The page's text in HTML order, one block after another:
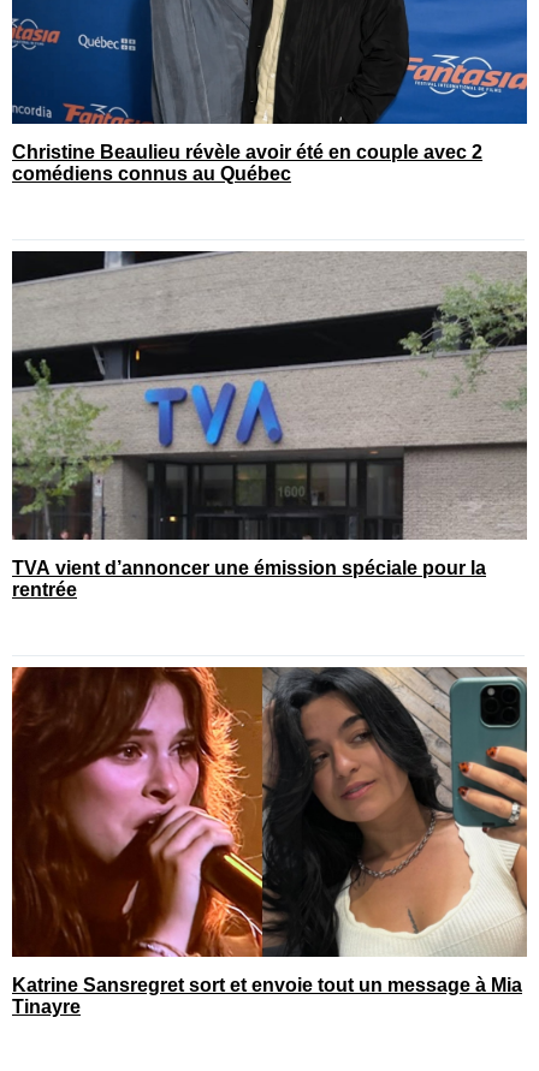
Christine Beaulieu révèle avoir été en couple avec 2
comédiens connus au Québec
TVA vient d’annoncer une émission spéciale pour la
rentrée
Katrine Sansregret sort et envoie tout un message à Mia
Tinayre